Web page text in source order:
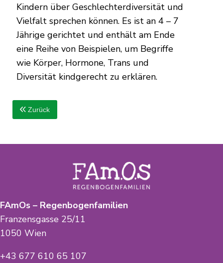
Kindern über Geschlechterdiversität und
Vielfalt sprechen können. Es ist an 4 – 7
Jährige gerichtet und enthält am Ende
eine Reihe von Beispielen, um Begriffe
wie Körper, Hormone, Trans und
Diversität kindgerecht zu erklären.
Zurück
FAmOs – Regenbogenfamilien
Franzensgasse 25/11
1050 Wien
+43 677 610 65 107